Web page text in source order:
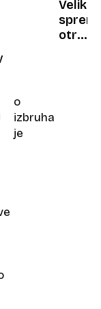
o
izbruha
je
najdbo
na
Velika
otroci